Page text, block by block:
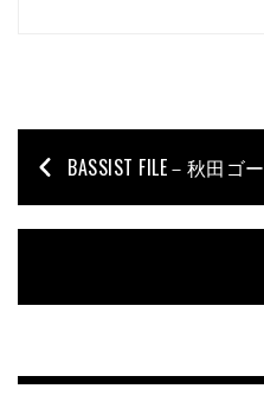
BASSIST FILE－秋田ゴ